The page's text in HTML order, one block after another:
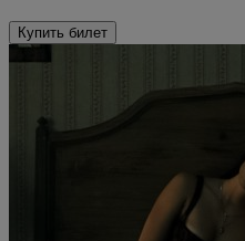
Купить билет